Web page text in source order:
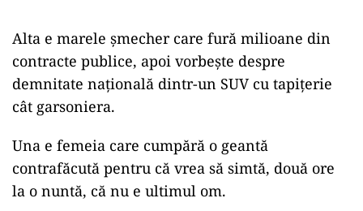
Alta e marele șmecher care fură milioane din
contracte publice, apoi vorbește despre
demnitate națională dintr-un SUV cu tapițerie
cât garsoniera.
Una e femeia care cumpără o geantă
contrafăcută pentru că vrea să simtă, două ore
la o nuntă, că nu e ultimul om.